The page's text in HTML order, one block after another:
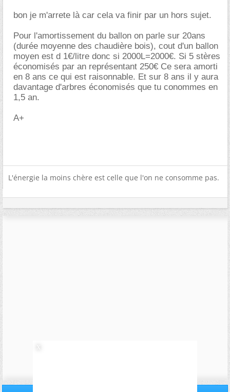
bon je m'arrete là car cela va finir par un hors sujet.
Pour l'amortissement du ballon on parle sur 20ans
(durée moyenne des chaudière bois), cout d'un ballon
moyen est d 1€/litre donc si 2000L=2000€. Si 5 stères
économisés par an représentant 250€ Ce sera amorti
en 8 ans ce qui est raisonnable. Et sur 8 ans il y aura
davantage d'arbres économisés que tu conommes en
1,5 an.
A+
L'énergie la moins chère est celle que l'on ne consomme pas.